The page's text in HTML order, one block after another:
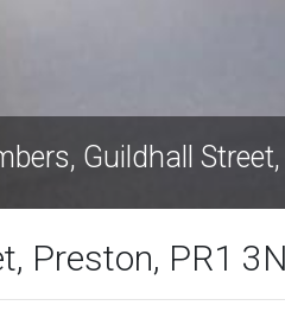
Guildhall Street,
Preston, PR1